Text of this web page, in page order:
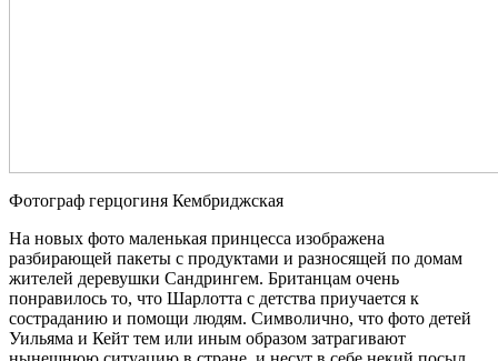
Фотограф герцогиня Кембриджская
На новых фото маленькая принцесса изображена
разбирающей пакеты с продуктами и разносящей по домам
жителей деревушки Сандрингем. Британцам очень
понравилось то, что Шарлотта с детства приучается к
состраданию и помощи людям. Символично, что фото детей
Уильяма и Кейт тем или иным образом затрагивают